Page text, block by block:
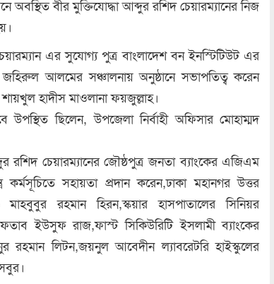
অবস্থিত বীর মুক্তিযোদ্ধা আব্দুর রশিদ চেয়ারম্যানের নিজ
এর সুযোগ্য পুত্র বাংলাদেশ বন ইনস্টিটিউট এর
আলমের সঞ্চালনায় অনুষ্ঠানে সভাপতিত্ব করেন
হাদীস মাওলানা ফয়জুল্লাহ।
উপস্থিত ছিলেন, উপজেলা নির্বাহী অফিসার মোহাম্মদ
রশিদ চেয়ারম্যানের জৌষ্ঠপুত্র জনতা ব্যাংকের এজিএম
কর্মসূচিতে সহায়তা প্রদান করেন,ঢাকা মহানগর উত্তর
রহমান হিরন,স্কয়ার হাসপাতালের সিনিয়র
ইউসুফ রাজ,ফাস্ট সিকিউরিটি ইসলামী ব্যাংকের
রহমান লিটন,জয়নুল আবেদীন ল্যাবরেটরি হাইস্কুলের